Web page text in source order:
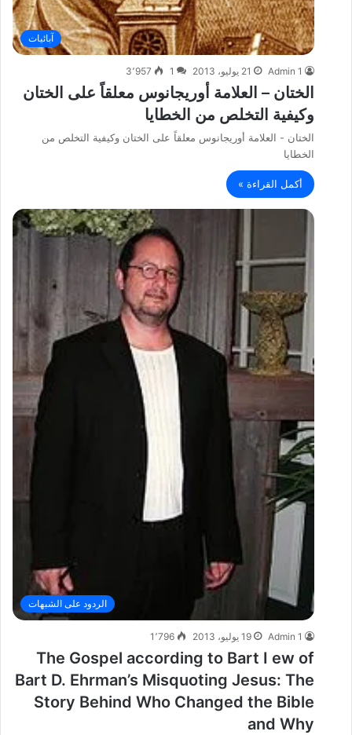
آبائيات
Admin 1 21 يوليو، 2013 1 3٬957
الختان – العلامة أوريجانوس معلقاً على الختان
وكيفية التخلص من الخطايا
الختان - العلامة أوريجانوس معلقاً على الختان وكيفية التخلص من
الخطايا
أكمل القراءة »
الردود على الشبهات
Admin 1 19 يوليو، 2013 1٬796
The Gospel according to Bart I ew of
Bart D. Ehrman’s Misquoting Jesus: The
Story Behind Who Changed the Bible
and Why